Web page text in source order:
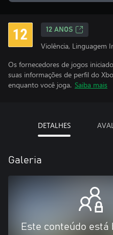
12 ANOS
Violência, Linguagem
Os fornecedores de jogos
suas informações de perfil do
enquanto você joga. Saiba mais
DETALHES
Galeria
Este conteúdo está